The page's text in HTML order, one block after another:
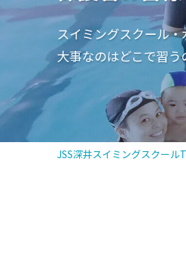
スイミングスクール
大事なのはどこで習う
JSS深井スイミングスクール